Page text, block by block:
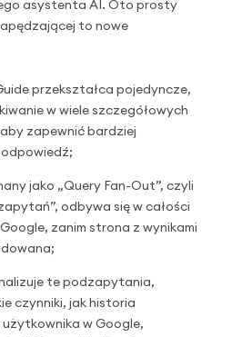
asystenta AI. Oto prosty
to nowe
przekształca pojedyncze,
w wiele szczegółowych
zapewnić bardziej
odpowiedź;
jako „Query Fan-Out”, czyli
odbywa się w całości
zanim strona z wynikami
te podzapytania,
czynniki, jak historia
w Google,